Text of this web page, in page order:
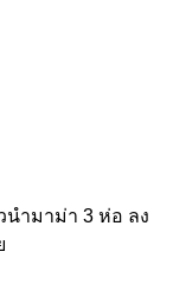
นำมาม่า 3 ห่อ ลง